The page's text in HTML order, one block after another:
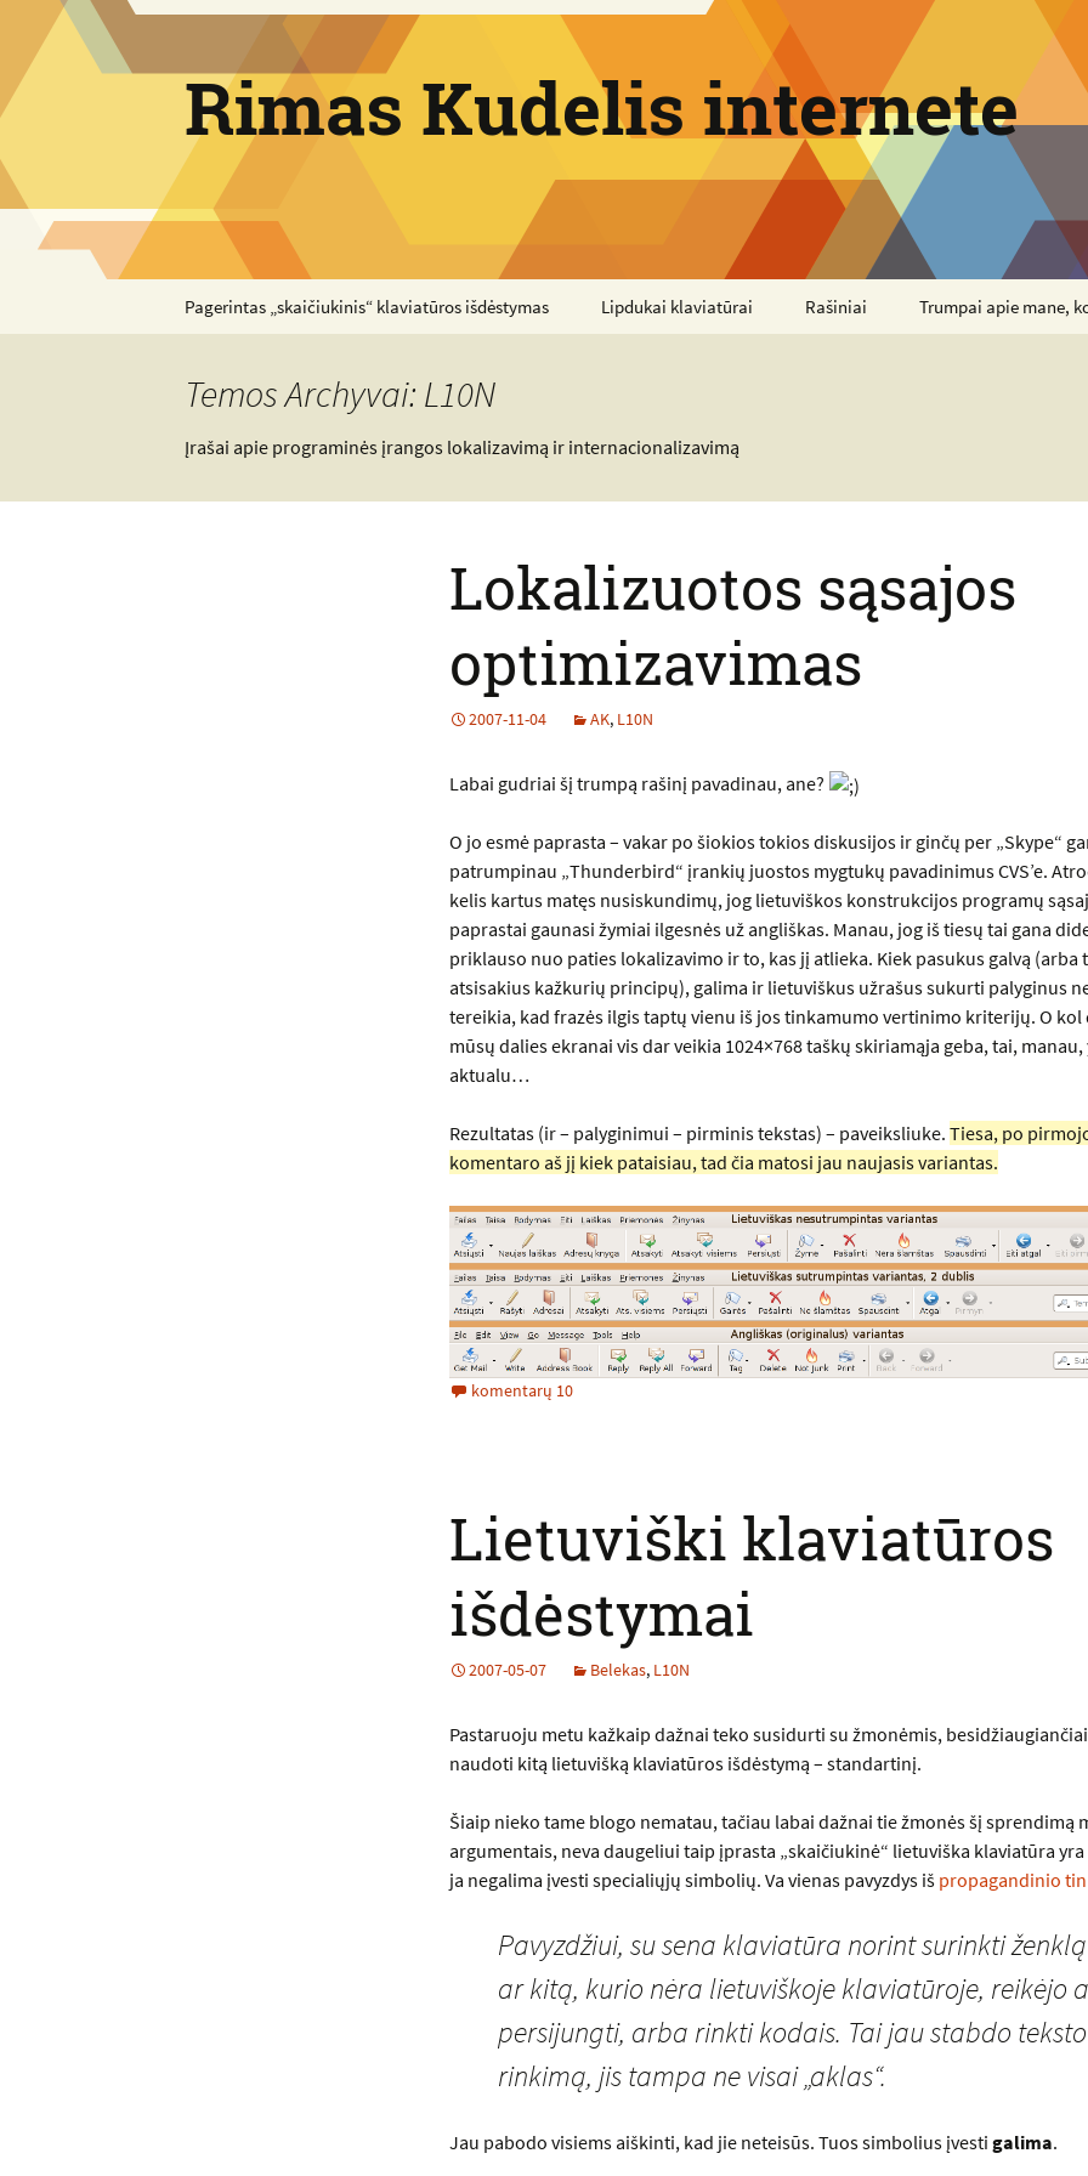
turinio
Rimas Kudelis internete
Pagerintas „skaičiukinis“ klaviatūros išdėstymas Lipdukai klaviatūrai Rašiniai Trumpai apie mane,
Temos Archyvai: L10N
Įrašai apie programinės įrangos lokalizavimą ir internacionalizavimą
Lokalizuotos sąsajos
optimizavimas
2007-11-04 AK, L10N
Labai gudriai šį trumpą rašinį pavadinau, ane?
O jo esmė paprasta – vakar po šiokios tokios diskusijos ir ginčų per „Skype“
patrumpinau „Thunderbird“ įrankių juostos mygtukų pavadinimus CVS’e.
kelis kartus matęs nusiskundimų, jog lietuviškos konstrukcijos programų
paprastai gaunasi žymiai ilgesnės už angliškas. Manau, jog iš tiesų tai gana
priklauso nuo paties lokalizavimo ir to, kas jį atlieka. Kiek pasukus galvą (arba
atsisakius kažkurių principų), galima ir lietuviškus užrašus sukurti palyginus
tereikia, kad frazės ilgis taptų vienu iš jos tinkamumo vertinimo kriterijų. O kol
mūsų dalies ekranai vis dar veikia 1024×768 taškų skiriamąja geba, tai,
aktualu…
Rezultatas (ir – palyginimui – pirminis tekstas) – paveiksliuke. Tiesa, po
komentaro aš jį kiek pataisiau, tad čia matosi jau naujasis variantas.
komentarų 10
Lietuviški klaviatūros
išdėstymai
2007-05-07 Belekas, L10N
Pastaruoju metu kažkaip dažnai teko susidurti su žmonėmis,
naudoti kitą lietuvišką klaviatūros išdėstymą – standartinį.
Šiaip nieko tame blogo nematau, tačiau labai dažnai tie žmonės šį sprendimą
argumentais, neva daugeliui taip įprasta „skaičiukinė“ lietuviška klaviatūra
ja negalima įvesti specialiųjų simbolių. Va vienas pavyzdys iš propagandinio
Pavyzdžiui, su sena klaviatūra norint surinkti
ar kitą, kurio nėra lietuviškoje klaviatūroje, reikėjo
persijungti, arba rinkti kodais. Tai jau stabdo teksto
rinkimą, jis tampa ne visai „aklas“.
Jau pabodo visiems aiškinti, kad jie neteisūs. Tuos simbolius įvesti galima.